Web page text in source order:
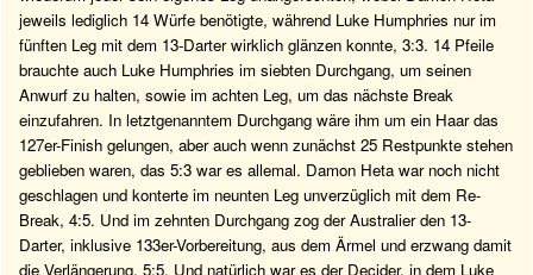
jeweils lediglich 14 Würfe benötigte, während Luke Humphries nur im
fünften Leg mit dem 13-Darter wirklich glänzen konnte, 3:3. 14 Pfeile
brauchte auch Luke Humphries im siebten Durchgang, um seinen
Anwurf zu halten, sowie im achten Leg, um das nächste Break
einzufahren. In letztgenanntem Durchgang wäre ihm um ein Haar das
127er-Finish gelungen, aber auch wenn zunächst 25 Restpunkte stehen
geblieben waren, das 5:3 war es allemal. Damon Heta war noch nicht
geschlagen und konterte im neunten Leg unverzüglich mit dem Re-
Break, 4:5. Und im zehnten Durchgang zog der Australier den 13-
Darter, inklusive 133er-Vorbereitung, aus dem Ärmel und erzwang damit
die Verlängerung, 5:5. Und natürlich war es der Decider, in dem Luke